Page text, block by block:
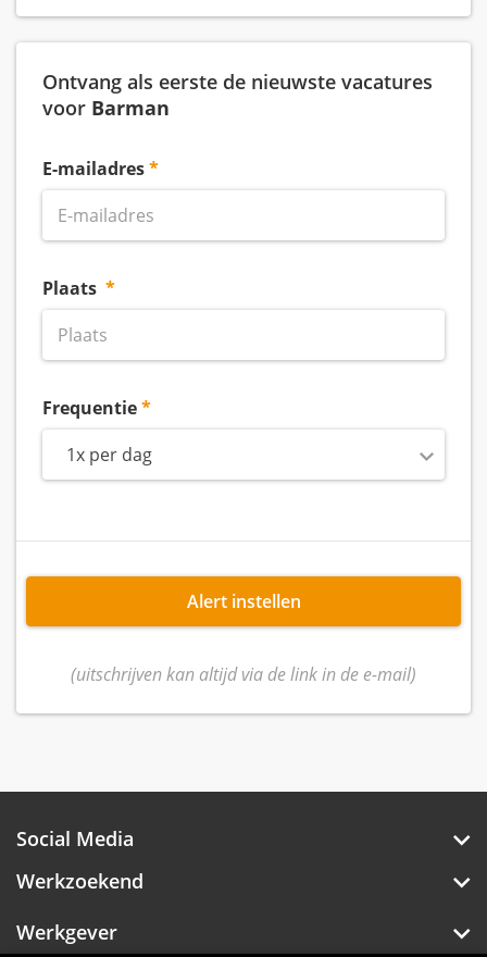
Ontvang als eerste de nieuwste vacatures
voor Barman
E-mailadres
Plaats
Frequentie
1x per dag
Alert instellen
(uitschrijven kan altijd via de link in de e-mail)
Social Media
Werkzoekend
Werkgever